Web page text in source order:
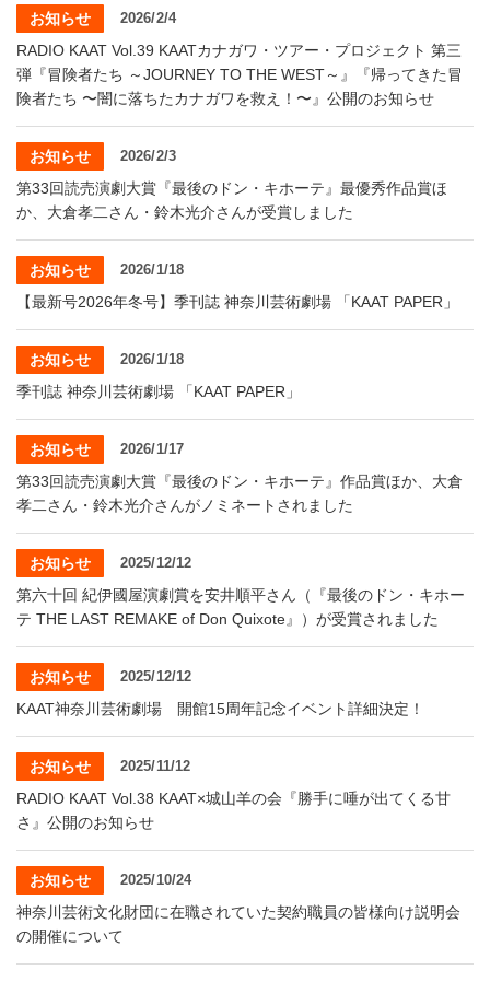
お知らせ 2026/2/4
RADIO KAAT Vol.39 KAATカナガワ・ツアー・プロジェクト 第三
弾『冒険者たち ～JOURNEY TO THE WEST～』『帰ってきた冒
険者たち 〜闇に落ちたカナガワを救え！〜』公開のお知らせ
お知らせ 2026/2/3
第33回読売演劇大賞『最後のドン・キホーテ』最優秀作品賞ほ
か、大倉孝二さん・鈴木光介さんが受賞しました
お知らせ 2026/1/18
【最新号2026年冬号】季刊誌 神奈川芸術劇場 「KAAT PAPER」
お知らせ 2026/1/18
季刊誌 神奈川芸術劇場 「KAAT PAPER」
お知らせ 2026/1/17
第33回読売演劇大賞『最後のドン・キホーテ』作品賞ほか、大倉
孝二さん・鈴木光介さんがノミネートされました
お知らせ 2025/12/12
第六十回 紀伊國屋演劇賞を安井順平さん（『最後のドン・キホー
テ THE LAST REMAKE of Don Quixote』）が受賞されました
お知らせ 2025/12/12
KAAT神奈川芸術劇場 開館15周年記念イベント詳細決定！
お知らせ 2025/11/12
RADIO KAAT Vol.38 KAAT×城山羊の会『勝手に唾が出てくる甘
さ』公開のお知らせ
お知らせ 2025/10/24
神奈川芸術文化財団に在職されていた契約職員の皆様向け説明会
の開催について